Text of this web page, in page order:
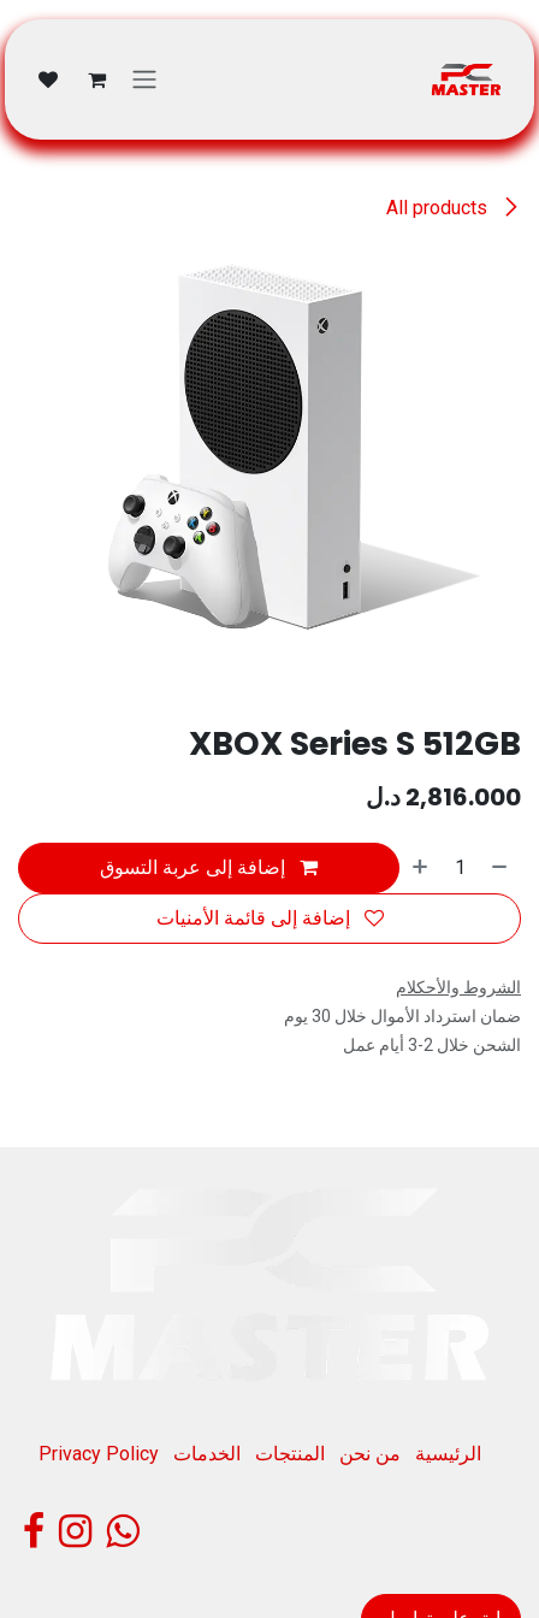
تخطي للذهاب إلى المحتوى
All products
XBOX Series S 512GB
2,816.000د.ل
إضافة إلى عربة التسوق
إضافة إلى قائمة الأمنيات
الشروط والأحكلام
ضمان استرداد الأموال خلال 30 يوم
الشحن خلال 2-3 أيام عمل
الرئيسية من نحن المنتجات الخدمات Privacy Policy